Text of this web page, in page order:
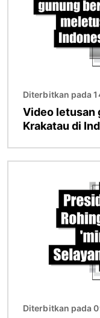
Diterbitkan pada
Video letusan
Krakatau di
Diterbitkan pada